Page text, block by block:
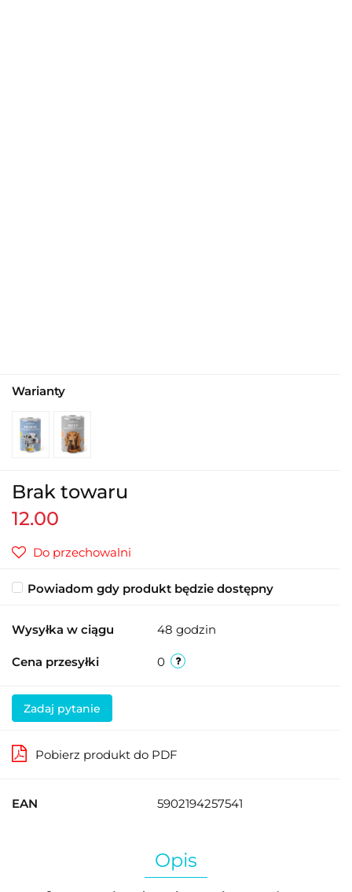
Warianty
Brak towaru
12.00
Do przechowalni
Powiadom gdy produkt będzie dostępny
Wysyłka w ciągu 48 godzin
Cena przesyłki 0
Zadaj pytanie
Pobierz produkt do PDF
EAN 5902194257541
Opis